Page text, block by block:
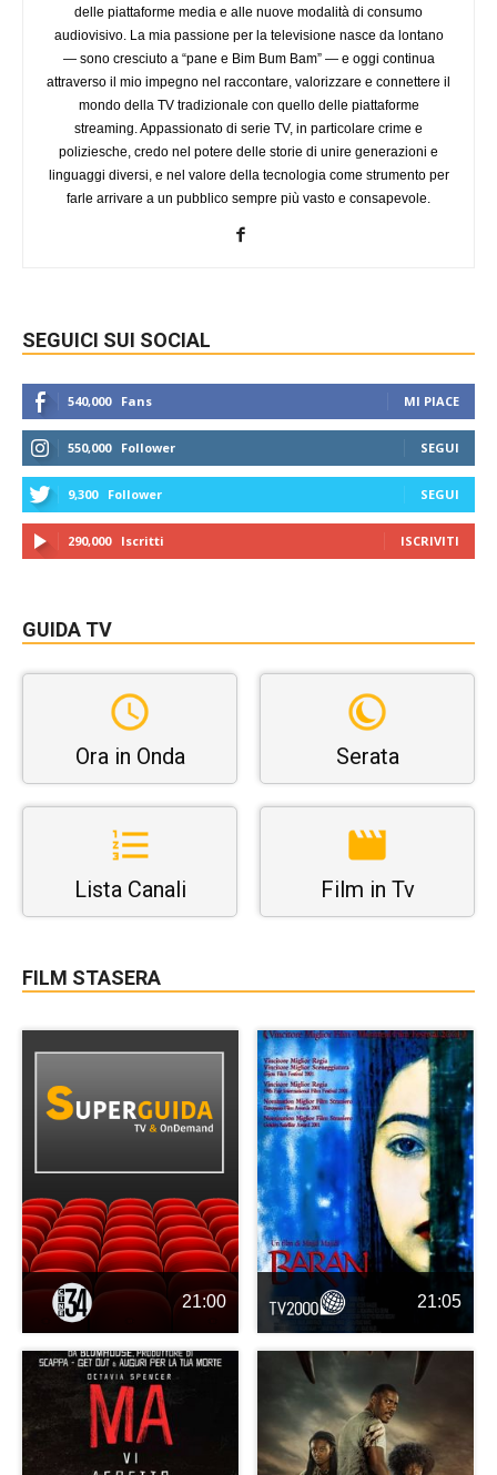
delle piattaforme media e alle nuove modalità di consumo
audiovisivo. La mia passione per la televisione nasce da lontano
— sono cresciuto a “pane e Bim Bum Bam” — e oggi continua
attraverso il mio impegno nel raccontare, valorizzare e connettere il
mondo della TV tradizionale con quello delle piattaforme
streaming. Appassionato di serie TV, in particolare crime e
poliziesche, credo nel potere delle storie di unire generazioni e
linguaggi diversi, e nel valore della tecnologia come strumento per
farle arrivare a un pubblico sempre più vasto e consapevole.
SEGUICI SUI SOCIAL
540,000 Fans MI PIACE
550,000 Follower SEGUI
9,300 Follower SEGUI
290,000 Iscritti ISCRIVITI
GUIDA TV
Ora in Onda Serata
Lista Canali Film in Tv
FILM STASERA
21:00 21:05